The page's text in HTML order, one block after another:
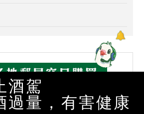
酒駕
過量，有害健康